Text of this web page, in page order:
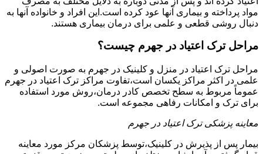
مواد پرداخته و بیماری آنها عود کرده است.این افراد و خانواده آنها به
دنبال روشی قطعی و علمی برای درمان بیماری هستند.
مراحل ترک اعتیاد در جهرم چیست؟
مراحل ترک اعتیاد در منزل و کلینیک در جهرم به صورت اصولی و
علمی در اکثر مراکز یکسان است،تفاوت مراکز ترک اعتیاد در جهرم
عموماً مربوط به سطح تخصص کادر درمان،روش مورد استفاده
برای ترک و امکانات رفاهی مجموعه است.
معاینه پزشکی ترک اعتیاد در جهرم
بیمار پس از پذیرش در کلینیک،توسط پزشکان مرکز مورد معاینه